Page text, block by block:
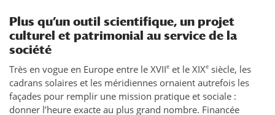
Plus qu’un outil scientifique, un projet
culturel et patrimonial au service de la
société
Très en vogue en Europe entre le XVIIe et le XIXe siècle, les
cadrans solaires et les méridiennes ornaient autrefois les
façades pour remplir une mission pratique et sociale :
donner l’heure exacte au plus grand nombre. Financée